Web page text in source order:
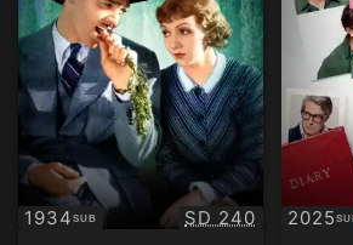
1934SUB
Субтитри Качество:
SD 240 2025